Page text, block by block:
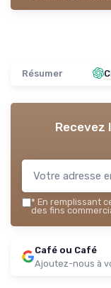
Résumer
Recevez
* En remplissant
des fins
Café ou Café
Ajoutez-nous à